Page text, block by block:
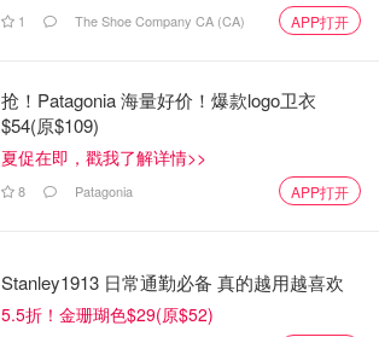
1 The Shoe Company CA (CA) APP打开
抢！Patagonia 海量好价！爆款logo卫衣
$54(原$109)
夏促在即，戳我了解详情>>
8 Patagonia APP打开
Stanley1913 日常通勤必备 真的越用越喜欢
5.5折！金珊瑚色$29(原$52)